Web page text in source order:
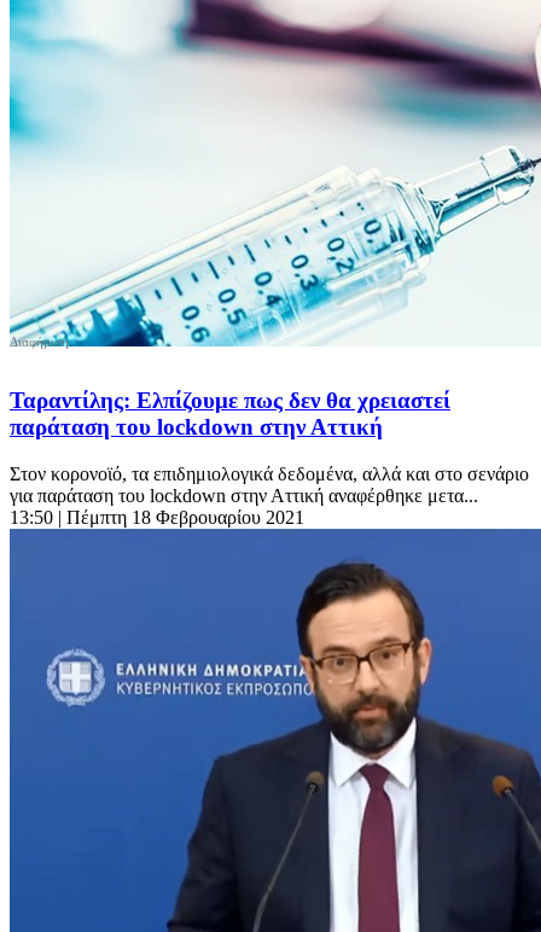
Ταραντίλης: Ελπίζουμε πως δεν θα χρειαστεί
παράταση του lockdown στην Αττική
Στον κορονοϊό, τα επιδημιολογικά δεδομένα, αλλά και στο σενάριο
για παράταση του lockdown στην Αττική αναφέρθηκε μετα...
13:50 | Πέμπτη 18 Φεβρουαρίου 2021